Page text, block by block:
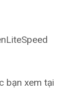
bạn xem tại